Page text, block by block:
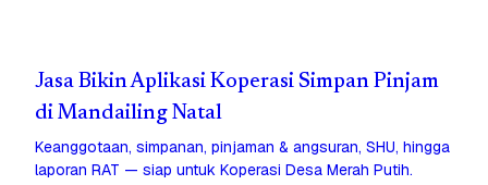
Jasa Bikin Aplikasi Koperasi Simpan Pinjam
di Mandailing Natal
Keanggotaan, simpanan, pinjaman & angsuran, SHU, hingga
laporan RAT — siap untuk Koperasi Desa Merah Putih.